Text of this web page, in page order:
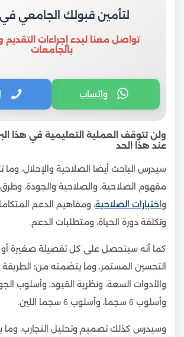
لتأمين قبولك الجامعي
تواصل معنا لبدء إجراءات التقديم
بالجامعات
واتساب
ولن تتوقف العملية التعليمية في هذا
عند هذا الحد
سيدرس الباحث أيضا الصلاحية والإحلال،
مفهوم الصلاحية، والصلاحية والجودة، وطرق
و اختبارات الصلاحية، ومفاهيم الدعم
وتكلفة دورة الحياة، ومتطلبات الدعم.
كما أنه سيتحصل على كل تفصيلة صغيرة أو
التحسين المستمر، وما يتضمنه من؛ الطريقة
والأدوات السعة، ونظرية القيود، وأسلوب
وأسلوب 6 سجما، وأسلوب 6 سجما اللين.
وسيدرس كذلك تصميم وتحليل التجارب، وما